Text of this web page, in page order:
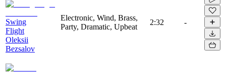
Swing
Flight
Oleksii
Bezsalov
Electronic, Wind, Brass,
Party, Dramatic, Upbeat
2:32 -